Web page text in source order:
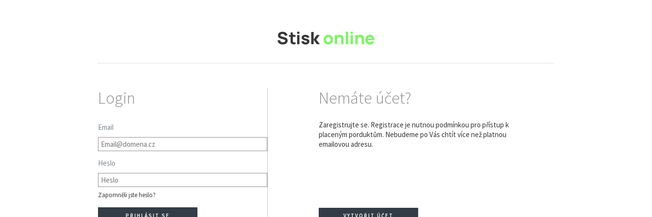
Login
Email
Heslo
Zapomněli jste heslo?
Nemáte účet?
Zaregistrujte se. Registrace je nutnou podmínkou pro přístup k
placeným porduktům. Nebudeme po Vás chtít více než platnou
emailovou adresu.
VYTVOŘIT ÚČET